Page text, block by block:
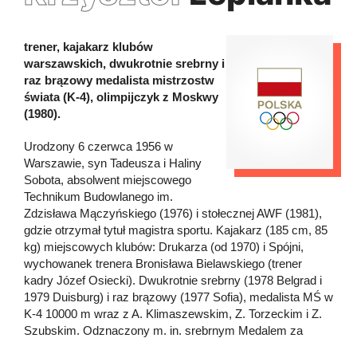
trener, kajakarz klubów
warszawskich, dwukrotnie srebrny i
raz brązowy medalista mistrzostw
świata (K-4), olimpijczyk z Moskwy
(1980).
Urodzony 6 czerwca 1956 w
Warszawie, syn Tadeusza i Haliny
Sobota, absolwent miejscowego
Technikum Budowlanego im.
Zdzisława Mączyńskiego (1976) i stołecznej AWF (1981),
gdzie otrzymał tytuł magistra sportu. Kajakarz (185 cm, 85
kg) miejscowych klubów: Drukarza (od 1970) i Spójni,
wychowanek trenera Bronisława Bielawskiego (trener
kadry Józef Osiecki). Dwukrotnie srebrny (1978 Belgrad i
1979 Duisburg) i raz brązowy (1977 Sofia), medalista MŚ w
K-4 10000 m wraz z A. Klimaszewskim, Z. Torzeckim i Z.
Szubskim. Odznaczony m. in. srebrnym Medalem za